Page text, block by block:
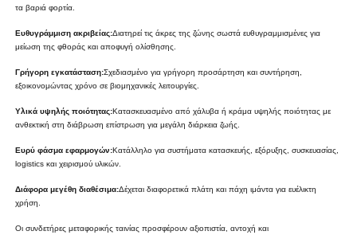
τα βαριά φορτία.
Ευθυγράμμιση ακριβείας:Διατηρεί τις άκρες της ζώνης σωστά ευθυγραμμισμένες για
μείωση της φθοράς και αποφυγή ολίσθησης.
Γρήγορη εγκατάσταση:Σχεδιασμένο για γρήγορη προσάρτηση και συντήρηση,
εξοικονομώντας χρόνο σε βιομηχανικές λειτουργίες.
Υλικά υψηλής ποιότητας:Κατασκευασμένο από χάλυβα ή κράμα υψηλής ποιότητας με
ανθεκτική στη διάβρωση επίστρωση για μεγάλη διάρκεια ζωής.
Ευρύ φάσμα εφαρμογών:Κατάλληλο για συστήματα κατασκευής, εξόρυξης, συσκευασίας,
logistics και χειρισμού υλικών.
Διάφορα μεγέθη διαθέσιμα:Δέχεται διαφορετικά πλάτη και πάχη ιμάντα για ευέλικτη
χρήση.
Οι συνδετήρες μεταφορικής ταινίας προσφέρουν αξιοπιστία, αντοχή και